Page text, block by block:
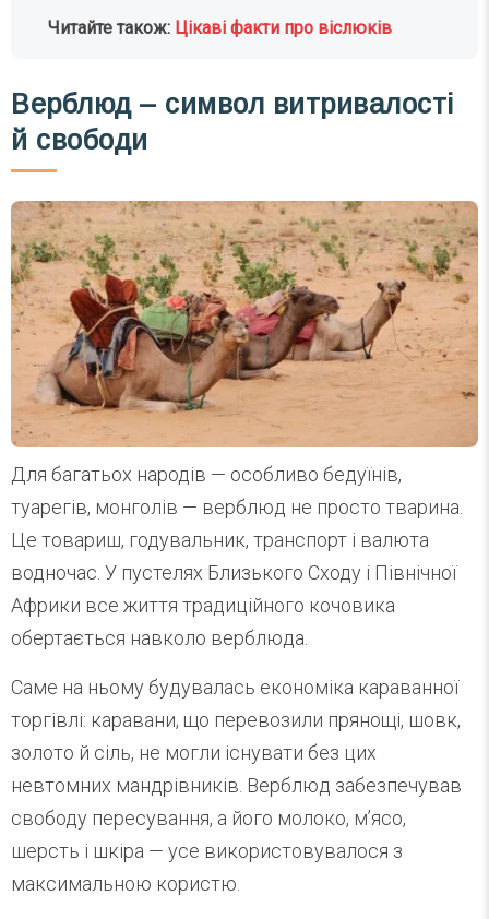
Читайте також: Цікаві факти про віслюків
Верблюд – символ витривалості
й свободи
Для багатьох народів — особливо бедуїнів,
туарегів, монголів — верблюд не просто тварина.
Це товариш, годувальник, транспорт і валюта
водночас. У пустелях Близького Сходу і Північної
Африки все життя традиційного кочовика
обертається навколо верблюда.
Саме на ньому будувалась економіка караванної
торгівлі: каравани, що перевозили прянощі, шовк,
золото й сіль, не могли існувати без цих
невтомних мандрівників. Верблюд забезпечував
свободу пересування, а його молоко, м’ясо,
шерсть і шкіра — усе використовувалося з
максимальною користю.